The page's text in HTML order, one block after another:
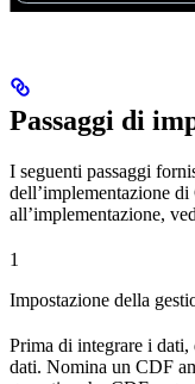
Passaggi di
I seguenti passaggi
dell’implementazione
all’implementazione,
1
Impostazione della
Prima di integrare i
dati. Nomina un CDF